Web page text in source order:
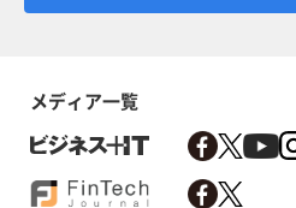
メディア一覧